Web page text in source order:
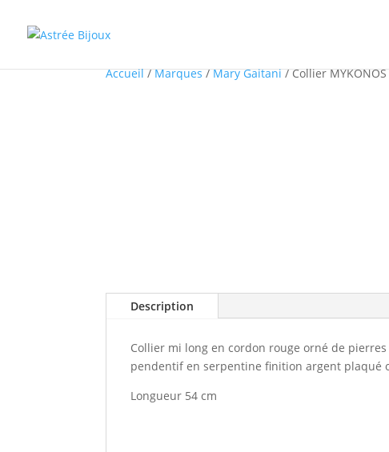
Accueil/Marques/Mary Gaitani/ Collier
Description
Collier mi long en cordon rouge orné de
pendentif en serpentine finition argent plaqué
Longueur 54 cm